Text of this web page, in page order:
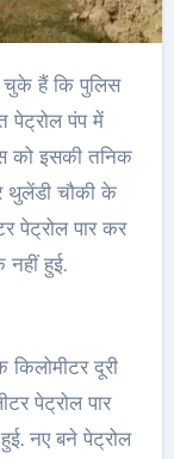
चुके हैं कि पुलिस
पेट्रोल पंप में
को इसकी तनिक
थुलेंडी चौकी के
पेट्रोल पार कर
नहीं हुई.
दूरी
पेट्रोल पार
नए बने पेट्रोल